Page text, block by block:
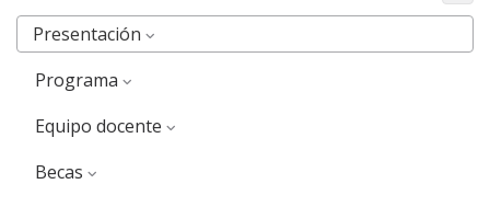
Presentación
Programa
Equipo docente
Becas